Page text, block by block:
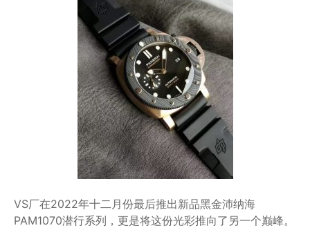
VS厂在2022年十二月份最后推出新品黑金沛纳海
PAM1070潜行系列，更是将这份光彩推向了另一个巅峰。